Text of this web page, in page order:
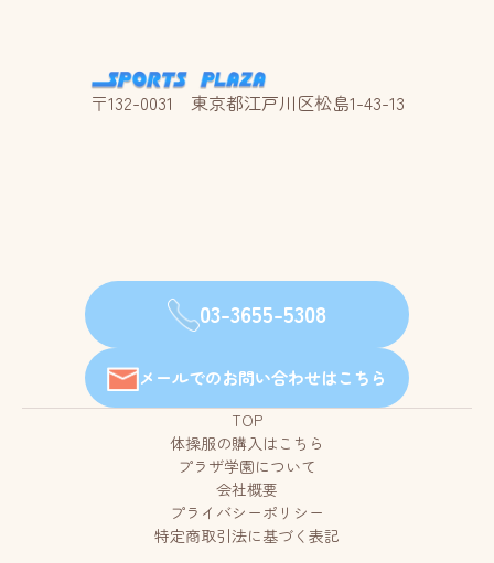
〒132-0031 東京都江戸川区松島1-43-13
03-3655-5308
メールでのお問い合わせはこちら
TOP
体操服の購入はこちら
プラザ学園について
会社概要
プライバシーポリシー
特定商取引法に基づく表記